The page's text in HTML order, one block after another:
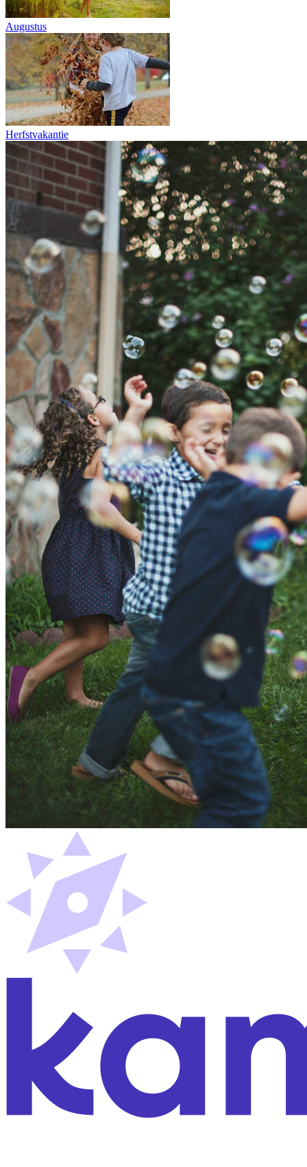
Augustus
Herfstvakantie